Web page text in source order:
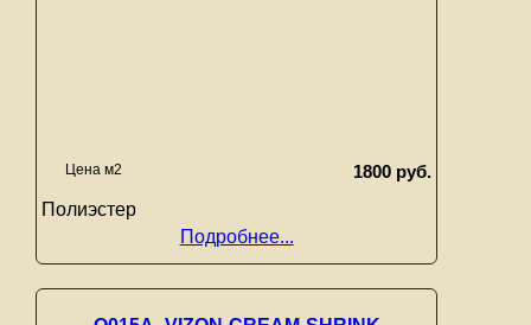
Цена м2
1800 руб.
Полиэстер
Подробнее...